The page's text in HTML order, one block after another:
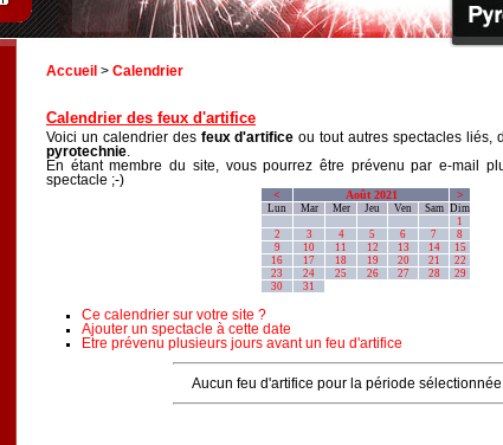
Accueil > Calendrier
Calendrier des feux d'artifice
Voici un calendrier des feux d'artifice ou tout autres spectacles liés,
pyrotechnie
En étant membre du site, vous pourrez être prévenu par e-mail
spectacle ;-)
< Août 2021 >
Lun Mar Mer Jeu Ven Sam Dim
1
2
3 4 5 6 7
8
9
10 11 12 13 14
15
16
17 18 19 20 21
22
23
24 25 26 27 28
29
30
31
Ce calendrier sur votre site ?
Ajouter un spectacle à cette date
Etre prévenu plusieurs jours avant un feu d'artifice
Aucun feu d'artifice pour la période